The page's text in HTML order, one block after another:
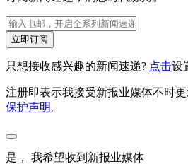
立即订阅
只想接收感兴趣的新闻速递? 点击设
注册即表示我接受新报业媒体不时
保护声明 。
是， 我希望收到新报业媒体